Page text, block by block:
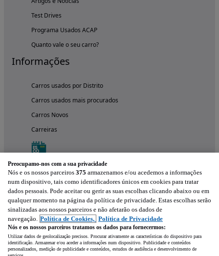
Test Drives
Programa Usados ACAP
Quanto vale o seu carro?
Informações
Carros usados por Distrito
Carros usados mais procurados
Carros Novos
Carreiras
Experimenta a aplicação
Preocupamo-nos com a sua privacidade
Nós e os nossos parceiros 375 armazenamos e/ou acedemos a informações
num dispositivo, tais como identificadores únicos em cookies para tratar
dados pessoais. Pode aceitar ou gerir as suas escolhas clicando abaixo ou em
qualquer momento na página da política de privacidade. Estas escolhas serão
sinalizadas aos nossos parceiros e não afetarão os dados de
navegação. Política de Cookies, Política de Privacidade
Nós e os nossos parceiros tratamos os dados para fornecermos:
Utilizar dados de geolocalização precisos. Procurar ativamente as características do dispositivo para
identificação. Armazenar e/ou aceder a informações num dispositivo. Publicidade e conteúdos
personalizados, medição de publicidade e conteúdos, estudos de audiência e desenvolvimento de